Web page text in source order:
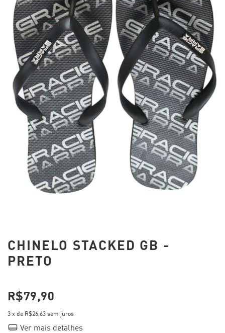
CHINELO STACKED GB -
PRETO
R$79,90
3 x de R$26,63 sem juros
Ver mais detalhes